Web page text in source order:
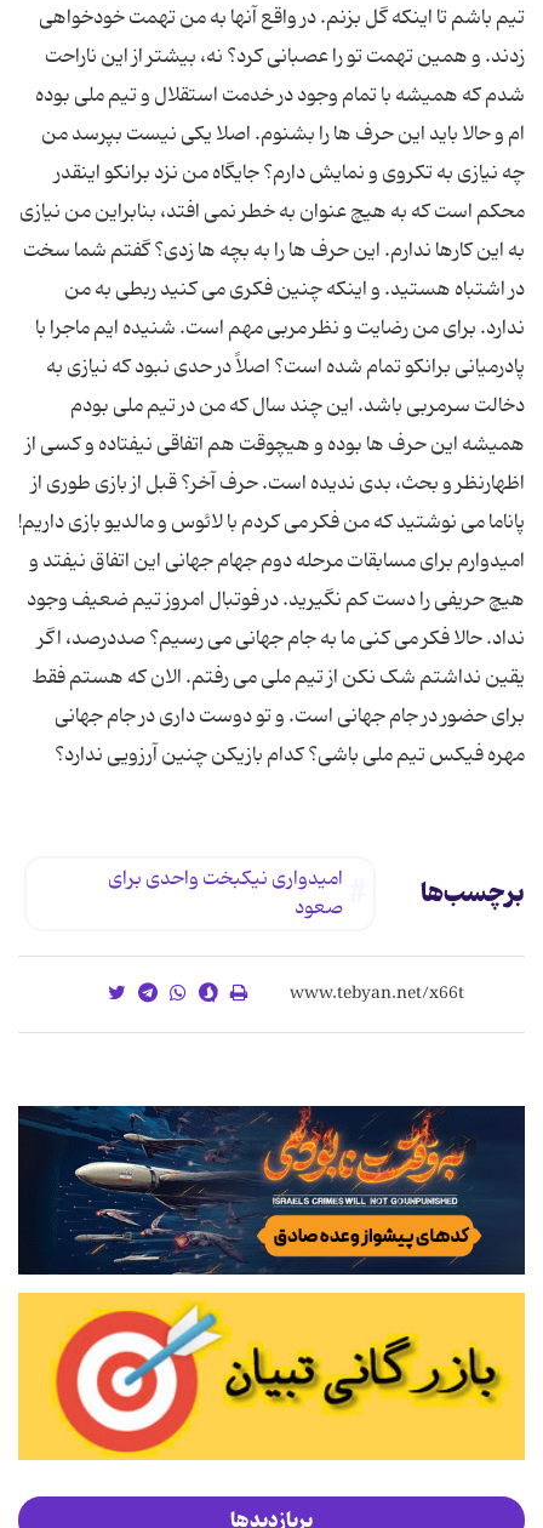
تیم باشم تا اینکه گل بزنم. در واقع آنها به من تهمت خودخواهی
زدند. و همین تهمت تو را عصبانی کرد؟ نه، بیشتر از این ناراحت
شدم که همیشه با تمام وجود در خدمت استقلال و تیم ملی بوده
ام و حالا باید این حرف ها را بشنوم. اصلا یکی نیست بپرسد من
چه نیازی به تکروی و نمایش دارم؟ جایگاه من نزد برانکو اینقدر
محکم است که به هیچ عنوان به خطر نمی افتد، بنابراین من نیازی
به این کارها ندارم. این حرف ها را به بچه ها زدی؟ گفتم شما سخت
در اشتباه هستید. و اینکه چنین فکری می کنید ربطی به من
ندارد. برای من رضایت و نظر مربی مهم است. شنیده ایم ماجرا با
پادرمیانی برانکو تمام شده است؟ اصلاً در حدی نبود که نیازی به
دخالت سرمربی باشد. این چند سال که من در تیم ملی بودم
همیشه این حرف ها بوده و هیچوقت هم اتفاقی نیفتاده و کسی از
اظهارنظر و بحث، بدی ندیده است. حرف آخر؟ قبل از بازی طوری از
پاناما می نوشتید که من فکر می کردم با لائوس و مالدیو بازی داریم!
امیدوارم برای مسابقات مرحله دوم جهام جهانی این اتفاق نیفتد و
هیچ حریفی را دست کم نگیرید. در فوتبال امروز تیم ضعیف وجود
نداد. حالا فکر می کنی ما به جام جهانی می رسیم؟ صددرصد، اگر
یقین نداشتم شک نکن از تیم ملی می رفتم. الان که هستم فقط
برای حضور در جام جهانی است. و تو دوست داری در جام جهانی
مهره فیکس تیم ملی باشی؟ کدام بازیکن چنین آرزویی ندارد؟
برچسب‌ها
امیدواری نیکبخت واحدی برای
صعود
پربازدیدها